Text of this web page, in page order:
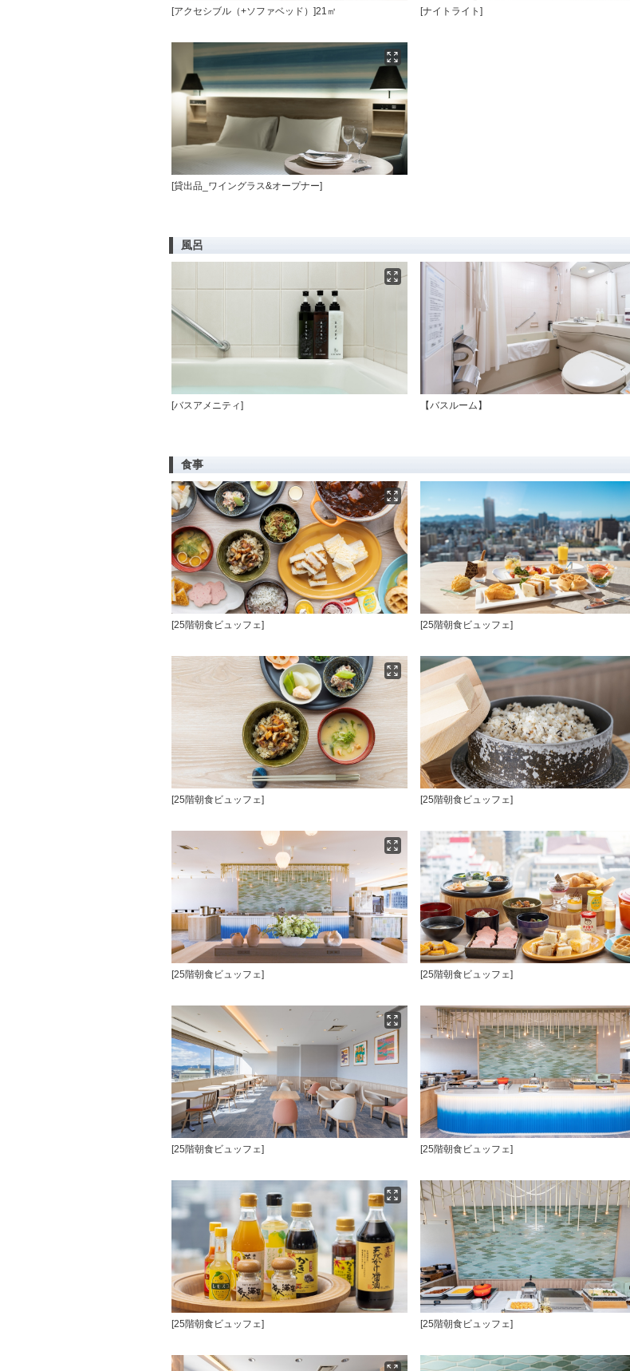
[アクセシブル（+ソファベッド）]21㎡ [ナイトライト]
[貸出品_ワイングラス&オープナー]
風呂
[バスアメニティ] 【バスルーム】
食事
[25階朝食ビュッフェ] [25階朝食ビュッフェ]
[25階朝食ビュッフェ] [25階朝食ビュッフェ]
[25階朝食ビュッフェ] [25階朝食ビュッフェ]
[25階朝食ビュッフェ] [25階朝食ビュッフェ]
[25階朝食ビュッフェ] [25階朝食ビュッフェ]